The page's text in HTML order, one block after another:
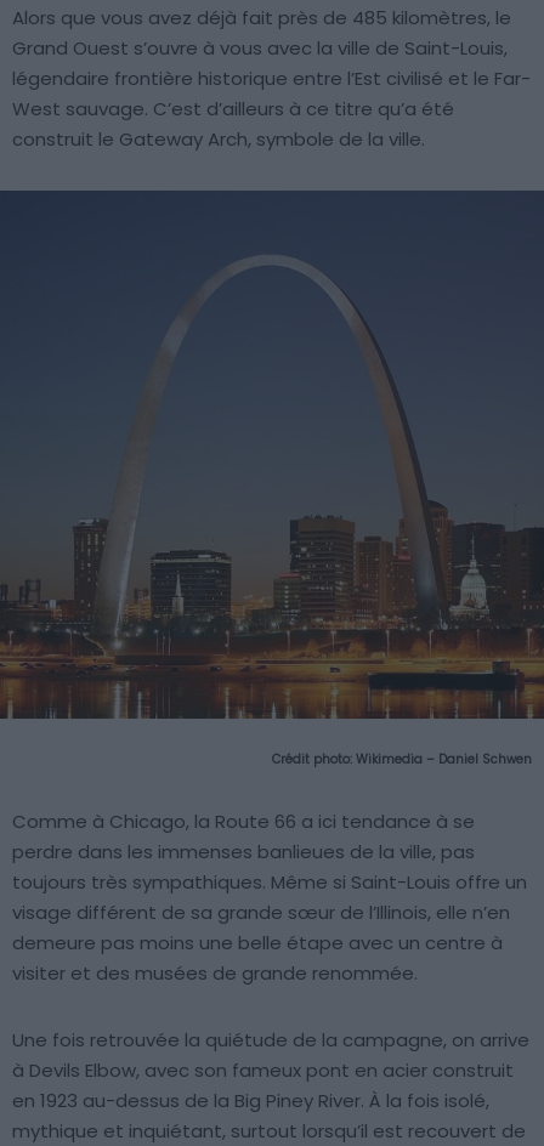
Alors que vous avez déjà fait près de 485 kilomètres, le
Grand Ouest s’ouvre à vous avec la ville de Saint-Louis,
légendaire frontière historique entre l’Est civilisé et le Far-
West sauvage. C’est d’ailleurs à ce titre qu’a été
construit le Gateway Arch, symbole de la ville.
Crédit photo: Wikimedia – Daniel Schwen
Comme à Chicago, la Route 66 a ici tendance à se
perdre dans les immenses banlieues de la ville, pas
toujours très sympathiques. Même si Saint-Louis offre un
visage différent de sa grande sœur de l’Illinois, elle n’en
demeure pas moins une belle étape avec un centre à
visiter et des musées de grande renommée.
Une fois retrouvée la quiétude de la campagne, on arrive
à Devils Elbow, avec son fameux pont en acier construit
en 1923 au-dessus de la Big Piney River. À la fois isolé,
mythique et inquiétant, surtout lorsqu’il est recouvert de